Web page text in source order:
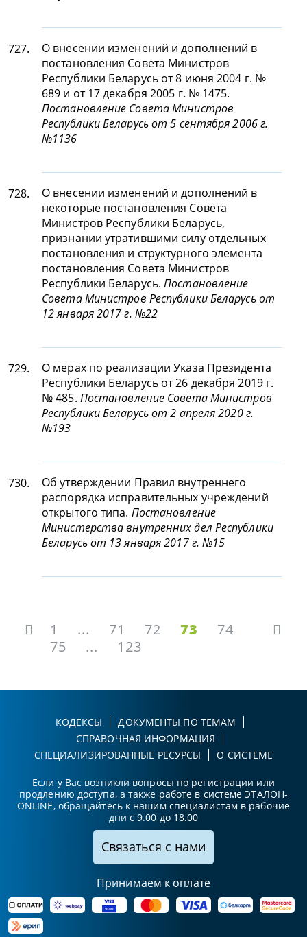
727.
О внесении изменений и дополнений в
постановления Совета Министров
Республики Беларусь от 8 июня 2004 г. №
689 и от 17 декабря 2005 г. № 1475.
Постановление Совета Министров
Республики Беларусь от 5 сентября 2006 г.
№1136
728.
О внесении изменений и дополнений в
некоторые постановления Совета
Министров Республики Беларусь,
признании утратившими силу отдельных
постановления и структурного элемента
постановления Совета Министров
Республики Беларусь.Постановление
Совета Министров Республики Беларусь от
12 января 2017 г. №22
729.
О мерах по реализации Указа Президента
Республики Беларусь от 26 декабря 2019 г.
№ 485. Постановление Совета Министров
Республики Беларусь от 2 апреля 2020 г.
№193
730.
Об утверждении Правил внутреннего
распорядка исправительных учреждений
открытого типа. Постановление
Министерства внутренних дел Республики
Беларусь от 13 января 2017 г. №15
1 ... 71 72 73
74
75
... 123
КОДЕКСЫ
ДОКУМЕНТЫ ПО ТЕМАМ
СПРАВОЧНАЯ ИНФОРМАЦИЯ
СПЕЦИАЛИЗИРОВАННЫЕ РЕСУРСЫ
О СИСТЕМЕ
Если у Вас возникли вопросы по регистрации или
продлению доступа, а также работе в системе ЭТАЛОН-
ONLINE, обращайтесь к нашим специалистам в рабочие
дни с 9.00 до 18.00
Связаться с нами
Принимаем к оплате